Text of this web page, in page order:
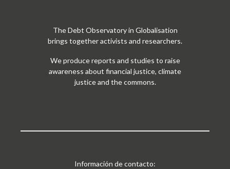
The Debt Observatory in Globalisation
brings together activists and researchers.
We produce reports and studies to raise
awareness about financial justice, climate
justice and the commons.
Información de contacto: